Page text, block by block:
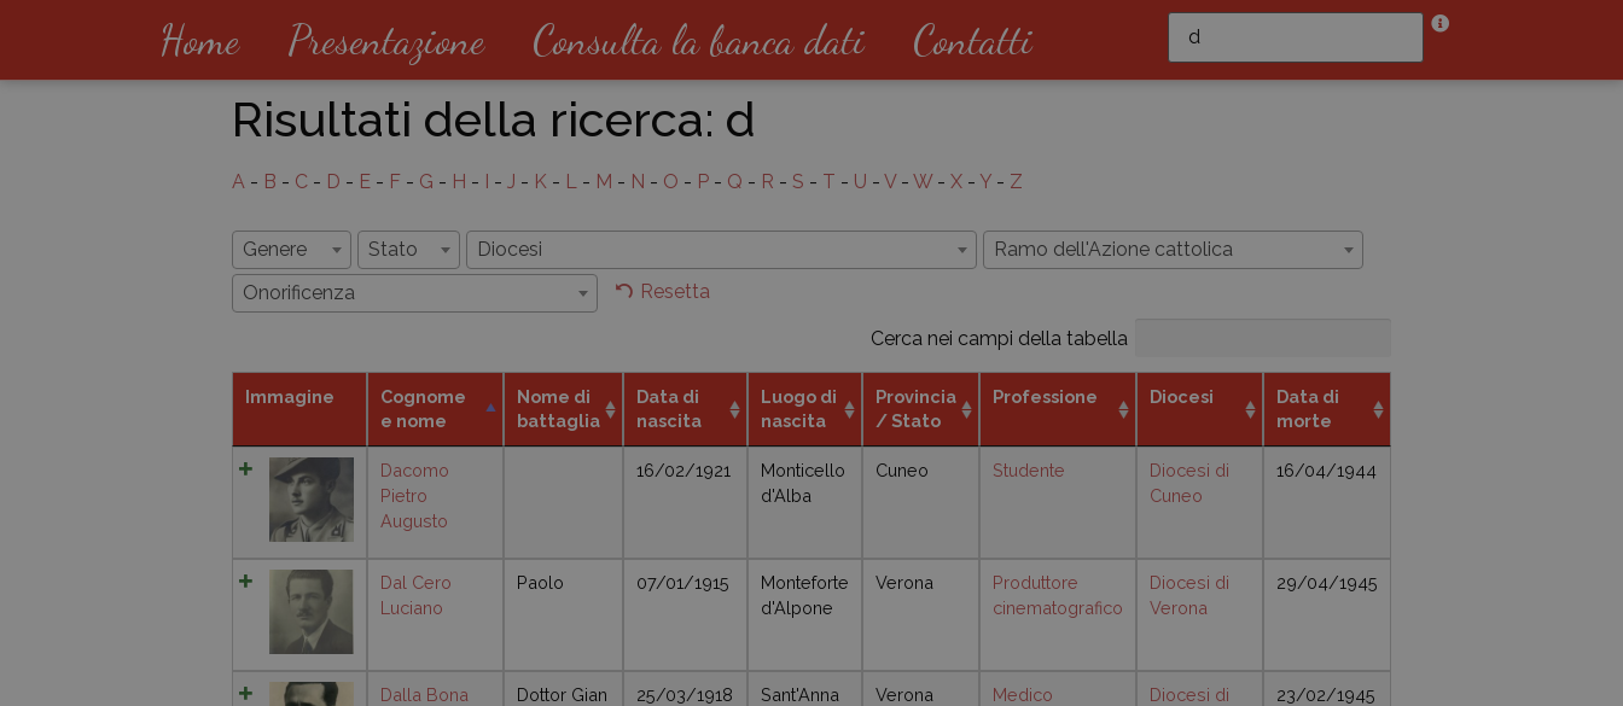
Home Presentazione Consulta la banca dati Contatti
Risultati della ricerca: d
A - B - C - D - E - F - G - H - I - J - K - L - M - N - O - P - Q - R - S - T - U - V - W - X - Y - Z
Genere Stato Diocesi
Ramo dell'Azione cattolica
Onorificenza
Resetta
Cerca nei campi della tabella
Immagine
Cognome
e nome
Nome di
battaglia
Data di
nascita
Luogo di
nascita
Provincia
/ Stato
Professione Diocesi
Data di
morte
Dacomo
Pietro
Augusto
16/02/1921
Monticello
d'Alba
Cuneo Studente
Diocesi di
Cuneo
16/04/1944
Dal Cero
Luciano
Paolo 07/01/1915
Monteforte
d'Alpone
Verona
Produttore
cinematografico
Diocesi di
Verona
29/04/1945
Dalla Bona
Dottor Gian 25/03/1918
Sant'Anna
Verona Medico
Diocesi di
23/02/1945